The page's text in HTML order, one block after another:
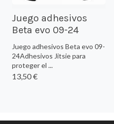
Juego adhesivos
Beta evo 09-24
Juego adhesivos Beta evo 09-
24Adhesivos Jitsie para
proteger el ...
13,50 €